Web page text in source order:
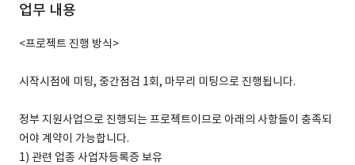
업무 내용
<프로젝트 진행 방식>
시작시점에 미팅, 중간점검 1회, 마무리 미팅으로 진행됩니다.
정부 지원사업으로 진행되는 프로젝트이므로 아래의 사항들이 충족되
어야 계약이 가능합니다.
1) 관련 업종 사업자등록증 보유